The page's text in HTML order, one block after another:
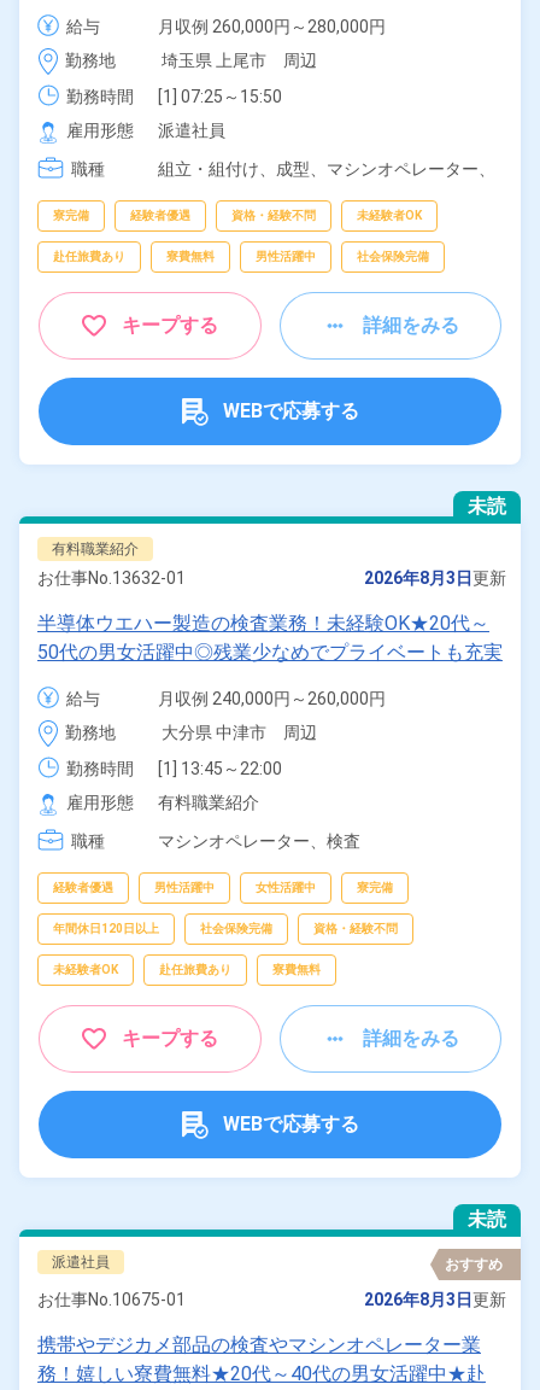
駐車場あり！クリーンルーム内作業！残業少なめ！寮
費無料！赴任旅費会社負担！自社正社員登用あり！
《埼玉県上尾市》
給与
月収例 260,000円～280,000円
時給 1,400円～1,400円
勤務地
埼玉県 上尾市　周辺
勤務時間
[1] 07:25～15:50
[2] 15:25～23:50
[3] 23:25～07:50
雇用形態
派遣社員
職種
組立・組付け、 成型、 マシンオペレーター、
寮完備 経験者優遇 資格・経験不問 未経験者OK
赴任旅費あり 寮費無料 男性活躍中 社会保険完備
キープする 詳細をみる
WEBで応募する
未読
有料職業紹介
お仕事No.13632-01 2026年8月3日更新
半導体ウエハー製造の検査業務！未経験OK★20代～
50代の男女活躍中◎残業少なめでプライベートも充実
◎1食250円～格安食堂あり！マイカー通勤OK＆工場
敷地内に無料駐車場あり★《大分県中津市》
給与
月収例 240,000円～260,000円
時給 1,400円～1,400円
勤務地
大分県 中津市　周辺
勤務時間
[1] 13:45～22:00
[2] 21:45～06:00
[3] 05:45～14:00
雇用形態
有料職業紹介
職種
マシンオペレーター、 検査
経験者優遇 男性活躍中 女性活躍中 寮完備
年間休日120日以上 社会保険完備 資格・経験不問
未経験者OK 赴任旅費あり 寮費無料
キープする 詳細をみる
WEBで応募する
未読
派遣社員 おすすめ
お仕事No.10675-01 2026年8月3日更新
携帯やデジカメ部品の検査やマシンオペレーター業
務！嬉しい寮費無料★20代～40代の男女活躍中★赴